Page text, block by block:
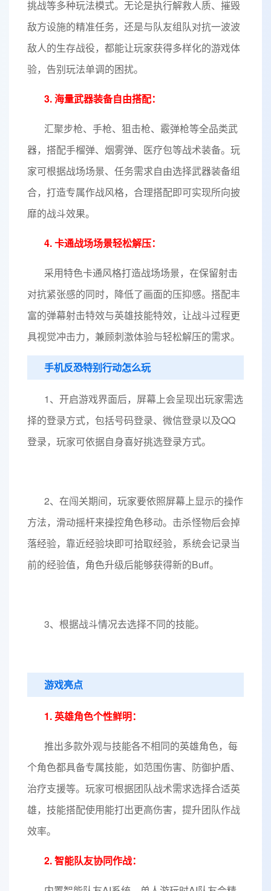
挑战等多种玩法模式。无论是执行解救人质、摧毁
敌方设施的精准任务，还是与队友组队对抗一波波
敌人的生存战役，都能让玩家获得多样化的游戏体
验，告别玩法单调的困扰。
3. 海量武器装备自由搭配：
汇聚步枪、手枪、狙击枪、霰弹枪等全品类武
器，搭配手榴弹、烟雾弹、医疗包等战术装备。玩
家可根据战场场景、任务需求自由选择武器装备组
合，打造专属作战风格，合理搭配即可实现所向披
靡的战斗效果。
4. 卡通战场场景轻松解压：
采用特色卡通风格打造战场场景，在保留射击
对抗紧张感的同时，降低了画面的压抑感。搭配丰
富的弹幕射击特效与英雄技能特效，让战斗过程更
具视觉冲击力，兼顾刺激体验与轻松解压的需求。
手机反恐特别行动怎么玩
1、开启游戏界面后，屏幕上会呈现出玩家需选
择的登录方式，包括号码登录、微信登录以及QQ
登录，玩家可依据自身喜好挑选登录方式。
2、在闯关期间，玩家要依照屏幕上显示的操作
方法，滑动摇杆来操控角色移动。击杀怪物后会掉
落经验，靠近经验块即可拾取经验，系统会记录当
前的经验值，角色升级后能够获得新的Buff。
3、根据战斗情况去选择不同的技能。
游戏亮点
1. 英雄角色个性鲜明：
推出多款外观与技能各不相同的英雄角色，每
个角色都具备专属技能，如范围伤害、防御护盾、
治疗支援等。玩家可根据团队战术需求选择合适英
雄，技能搭配使用能打出更高伤害，提升团队作战
效率。
2. 智能队友协同作战：